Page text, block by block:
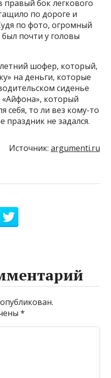
правый бок легкового
по дороге и
по фото, огромный
почти у головы
шофер, который,
на деньги, которые
сиденье
который
себя, то ли вез кому-то
праздник не задался.
Источник: argumenti.ru
*